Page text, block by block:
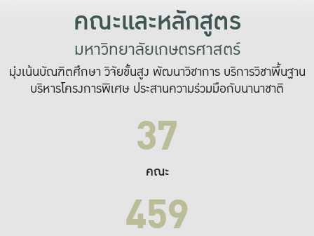
คณะและหลักสูตร
มหาวิทยาลัยเกษตรศาสตร์
มุ่งเน้นบัณฑิตศึกษา วิจัยขั้นสูง พัฒนาวิชาการ บริการวิชาพื้นฐาน
บริหารโครงการพิเศษ ประสานความร่วมมือกับนานาชาติ
37
คณะ
459